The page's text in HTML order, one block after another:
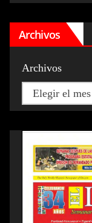
Archivos
Archivos